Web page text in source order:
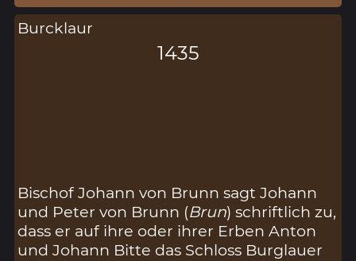
Burcklaur
1435
Bischof Johann von Brunn sagt Johann
und Peter von Brunn (Brun) schriftlich zu,
dass er auf ihre oder ihrer Erben Anton
und Johann Bitte das Schloss Burglauer